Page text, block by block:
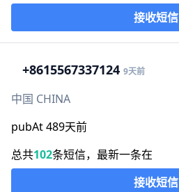
接收短信
+8615567337124 9天前
中国 CHINA
pubAt 489天前
总共102条短信，最新一条在
接收短信